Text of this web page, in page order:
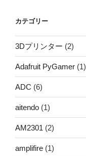
カテゴリー
3Dプリンター (2)
Adafruit PyGamer (1)
ADC (6)
aitendo (1)
AM2301 (2)
amplifire (1)